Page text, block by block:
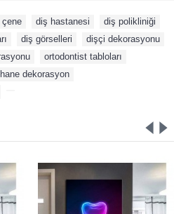
çene diş hastanesi diş polikliniği
diş görselleri dişçi dekorasyonu
ortodontist tabloları
dekorasyon